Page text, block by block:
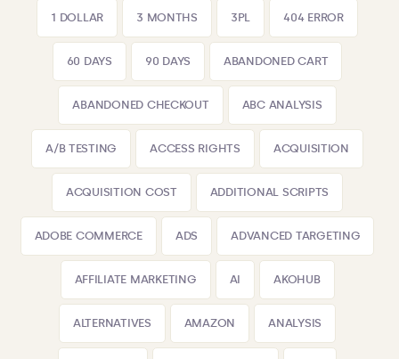
1 DOLLAR 3 MONTHS 3PL 404 ERROR
60 DAYS 90 DAYS ABANDONED CART
ABANDONED CHECKOUT ABC ANALYSIS
A/B TESTING ACCESS RIGHTS ACQUISITION
ACQUISITION COST ADDITIONAL SCRIPTS
ADOBE COMMERCE ADS ADVANCED TARGETING
AFFILIATE MARKETING AI AKOHUB
ALTERNATIVES AMAZON ANALYSIS